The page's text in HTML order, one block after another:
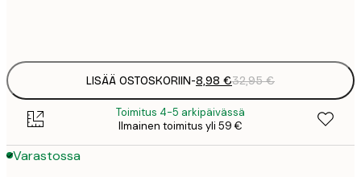
LISÄÄ OSTOSKORIIN-8,98 €32,95 €
Toimitus 4-5 arkipäivässä
Ilmainen toimitus yli 59 €
Varastossa